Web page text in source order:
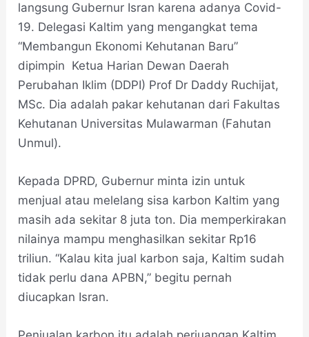
langsung Gubernur Isran karena adanya Covid-
19. Delegasi Kaltim yang mengangkat tema
“Membangun Ekonomi Kehutanan Baru”
dipimpin Ketua Harian Dewan Daerah
Perubahan Iklim (DDPI) Prof Dr Daddy Ruchijat,
MSc. Dia adalah pakar kehutanan dari Fakultas
Kehutanan Universitas Mulawarman (Fahutan
Unmul).
Kepada DPRD, Gubernur minta izin untuk
menjual atau melelang sisa karbon Kaltim yang
masih ada sekitar 8 juta ton. Dia memperkirakan
nilainya mampu menghasilkan sekitar Rp16
triliun. “Kalau kita jual karbon saja, Kaltim sudah
tidak perlu dana APBN,” begitu pernah
diucapkan Isran.